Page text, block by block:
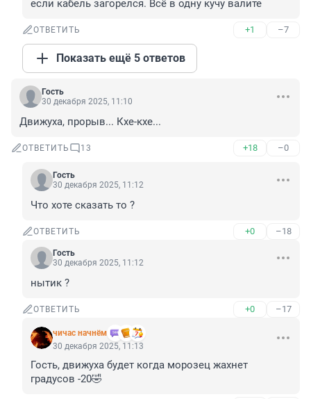
если кабель загорелся. Всё в одну кучу валите
ОТВЕТИТЬ +1 –7
Показать ещё 5 ответов
Гость
30 декабря 2025, 11:10
Движуха, прорыв... Кхе-кхе...
ОТВЕТИТЬ 13 +18 –0
Гость
30 декабря 2025, 11:12
Что хоте сказать то ?
ОТВЕТИТЬ +0 –18
Гость
30 декабря 2025, 11:12
нытик ?
ОТВЕТИТЬ +0 –17
чичас начнём
30 декабря 2025, 11:13
Гость, движуха будет когда морозец жахнет
градусов -20🤣